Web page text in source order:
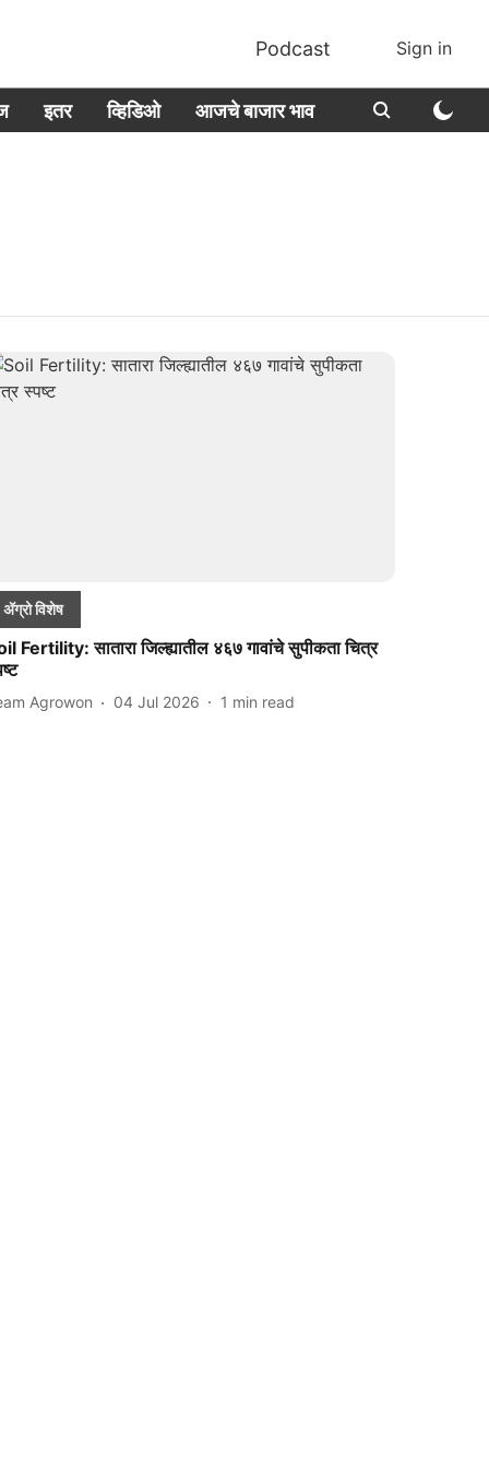
Podcast Sign in
इतर व्हिडिओ आजचे बाजार भाव
ॲग्रो विशेष
Fertility: सातारा जिल्ह्यातील ४६७ गावांचे सुपीकता चित्र
Agrowon 04 Jul 2026 1 min read